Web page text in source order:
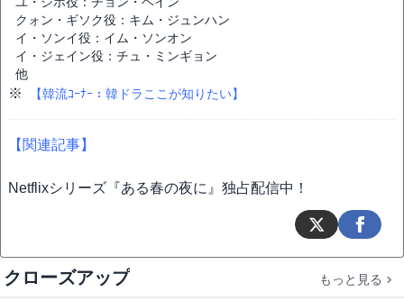
クォン・ギソク役：キム・ジュンハン
イ・ソンイ役：イム・ソンオン
イ・ジェイン役：チュ・ミンギョン
他
※ 【韓流ｺｰﾅｰ：韓ドラここが知りたい】
【関連記事】
Netflixシリーズ『ある春の夜に』独占配信中！
クローズアップ もっと見る